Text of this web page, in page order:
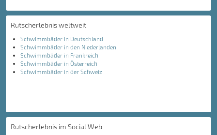
Rutscherlebnis weltweit
Schwimmbäder in Deutschland
Schwimmbäder in den Niederlanden
Schwimmbäder in Frankreich
Schwimmbäder in Österreich
Schwimmbäder in der Schweiz
Rutscherlebnis im Social Web